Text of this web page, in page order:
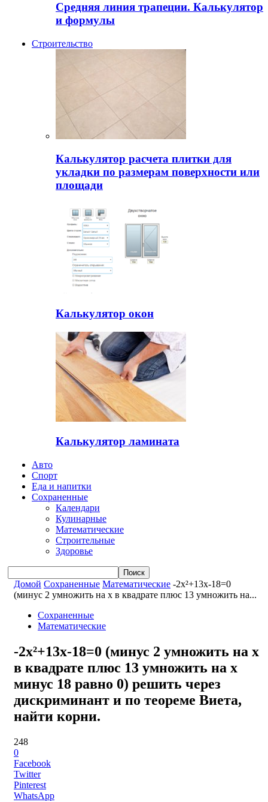
Средняя линия трапеции. Калькулятор
и формулы
Строительство
Калькулятор расчета плитки для
укладки по размерам поверхности или
площади
Калькулятор окон
Калькулятор ламината
Авто
Спорт
Еда и напитки
Сохраненные
Календари
Кулинарные
Математические
Строительные
Здоровье
Домой Сохраненные Математические -2x²+13x-18=0
(минус 2 умножить на x в квадрате плюс 13 умножить на...
Сохраненные
Математические
-2x²+13x-18=0 (минус 2 умножить на x
в квадрате плюс 13 умножить на x
минус 18 равно 0) решить через
дискриминант и по теореме Виета,
найти корни.
248
0
Facebook
Twitter
Pinterest
WhatsApp